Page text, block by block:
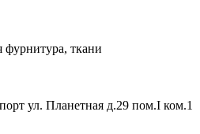
ткани
ул. Планетная д.29 пом.I ком.1